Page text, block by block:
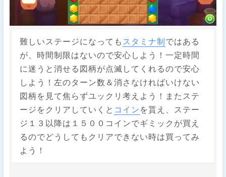
難しいステージになっても スタミナ制 ではある
が、時間制限はないので安心しよう！一定時間
に迷うと消せる図柄が点滅してくれるので安心
しよう！左のターン数＆消さなければいけない
図柄を見て焦らずユックリ考えよう！またステ
ージをクリアしていくと コイン を貰え、ステー
ジ１３以降は１５００コインでギミックが買え
るのでどうしてもクリアできない時は買ってみ
よう！